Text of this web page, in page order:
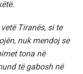
Tiranës, si te
nuk mendoj se
tona në
të gabosh në